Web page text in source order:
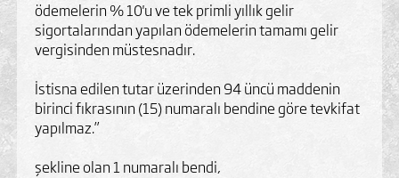
ödemelerin % 10'u ve tek primli yıllık gelir
sigortalarından yapılan ödemelerin tamamı gelir
vergisinden müstesnadır.
İstisna edilen tutar üzerinden 94 üncü maddenin
birinci fıkrasının (15) numaralı bendine göre tevkifat
yapılmaz.”
şekline olan 1 numaralı bendi,